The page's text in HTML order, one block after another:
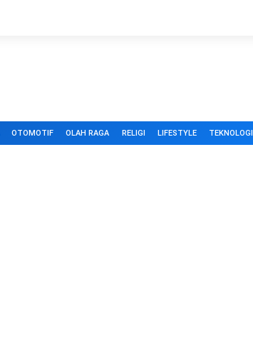
OTOMOTIF OLAH RAGA RELIGI LIFESTYLE TEKNOLOGI